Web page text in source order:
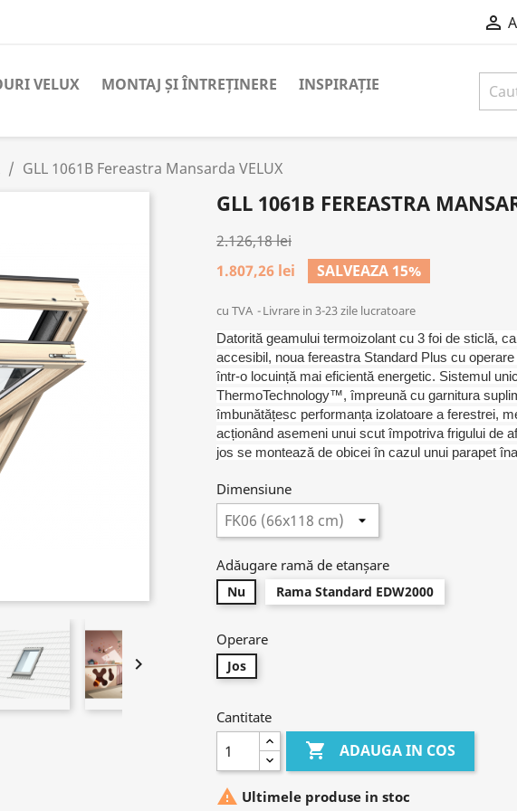

VELUX MONTAJ ȘI ÎNTREȚINERE INSPIRAȚIE
GLL 1061B Fereastra Mansarda VELUX

GLL 1061B FEREASTRA
2.126,18 lei
1.807,26 lei
SALVEAZA 15%
cu TVA Livrare in 3-23 zile lucratoare
Datorită geamului termoizolant cu 3 foi de sticlă,
accesibil, noua fereastra Standard Plus cu
într-o locuință mai eficientă energetic. Sistemul
ThermoTechnology™, împreună cu garnitura
îmbunătățesc performanța izolatoare a ferestrei,
acționând asemeni unui scut împotriva frigului de
jos se montează de obicei în cazul unui parapet
Dimensiune
Adăugare ramă de etanșare
Nu Rama Standard EDW2000
Operare
Jos
Cantitate
 ADAUGA IN COS
 Ultimele produse in stoc